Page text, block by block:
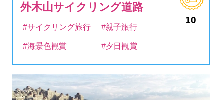
外木山サイクリング道路
10
#サイクリング旅行 #親子旅行
#海景色観賞 #夕日観賞